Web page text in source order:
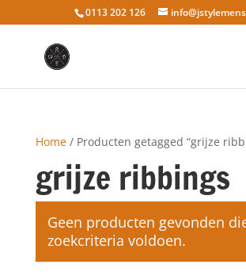
0113 202 126
Home/ Producten getagged “grijze
grijze ribbings
Geen producten gevonden
zoekcriteria voldoen.